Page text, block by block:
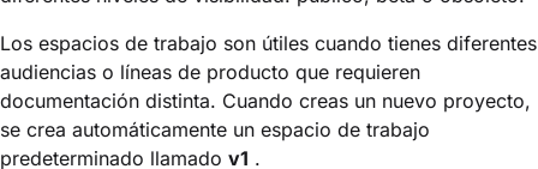
Los espacios de trabajo son útiles cuando tienes diferentes
audiencias o líneas de producto que requieren
documentación distinta. Cuando creas un nuevo proyecto,
se crea automáticamente un espacio de trabajo
predeterminado llamado v1 .